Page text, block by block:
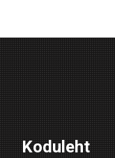
Koduleht